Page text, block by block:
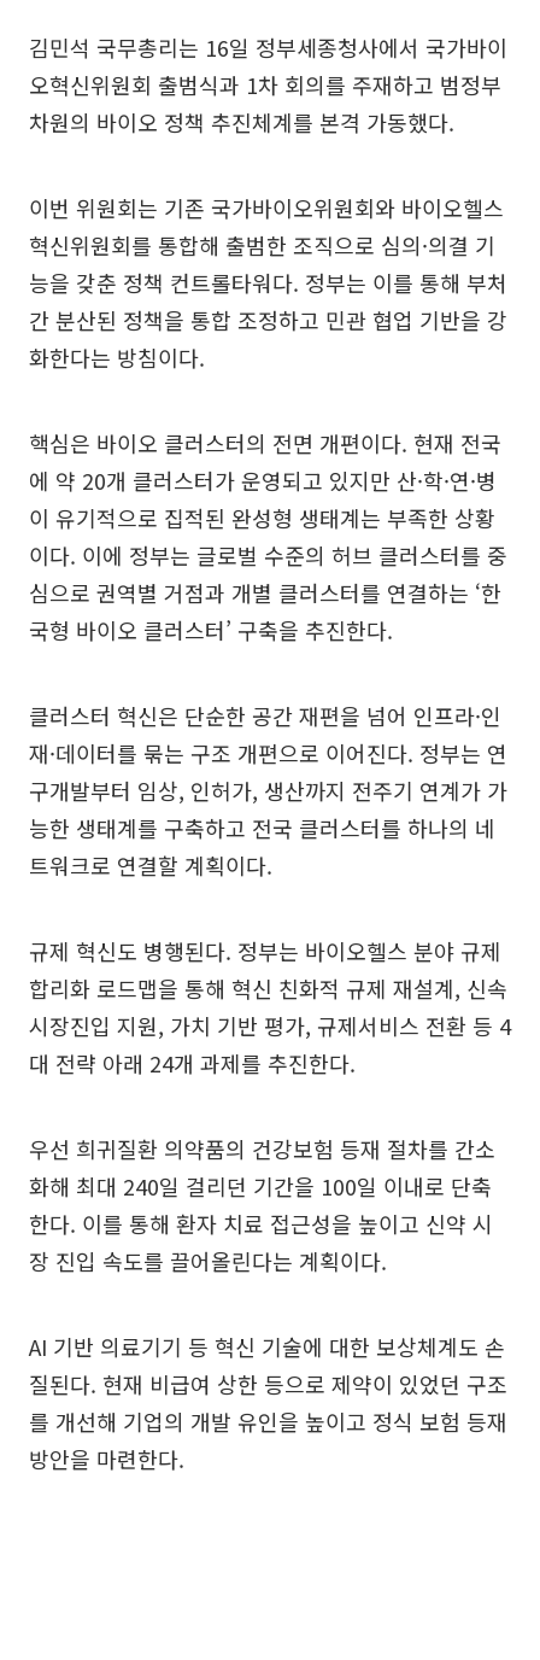
김민석 국무총리는 16일 정부세종청사에서 국가바이
오혁신위원회 출범식과 1차 회의를 주재하고 범정부
차원의 바이오 정책 추진체계를 본격 가동했다.
이번 위원회는 기존 국가바이오위원회와 바이오헬스
혁신위원회를 통합해 출범한 조직으로 심의·의결 기
능을 갖춘 정책 컨트롤타워다. 정부는 이를 통해 부처
간 분산된 정책을 통합 조정하고 민관 협업 기반을 강
화한다는 방침이다.
핵심은 바이오 클러스터의 전면 개편이다. 현재 전국
에 약 20개 클러스터가 운영되고 있지만 산·학·연·병
이 유기적으로 집적된 완성형 생태계는 부족한 상황
이다. 이에 정부는 글로벌 수준의 허브 클러스터를 중
심으로 권역별 거점과 개별 클러스터를 연결하는 ‘한
국형 바이오 클러스터’ 구축을 추진한다.
클러스터 혁신은 단순한 공간 재편을 넘어 인프라·인
재·데이터를 묶는 구조 개편으로 이어진다. 정부는 연
구개발부터 임상, 인허가, 생산까지 전주기 연계가 가
능한 생태계를 구축하고 전국 클러스터를 하나의 네
트워크로 연결할 계획이다.
규제 혁신도 병행된다. 정부는 바이오헬스 분야 규제
합리화 로드맵을 통해 혁신 친화적 규제 재설계, 신속
시장진입 지원, 가치 기반 평가, 규제서비스 전환 등 4
대 전략 아래 24개 과제를 추진한다.
우선 희귀질환 의약품의 건강보험 등재 절차를 간소
화해 최대 240일 걸리던 기간을 100일 이내로 단축
한다. 이를 통해 환자 치료 접근성을 높이고 신약 시
장 진입 속도를 끌어올린다는 계획이다.
AI 기반 의료기기 등 혁신 기술에 대한 보상체계도 손
질된다. 현재 비급여 상한 등으로 제약이 있었던 구조
를 개선해 기업의 개발 유인을 높이고 정식 보험 등재
방안을 마련한다.